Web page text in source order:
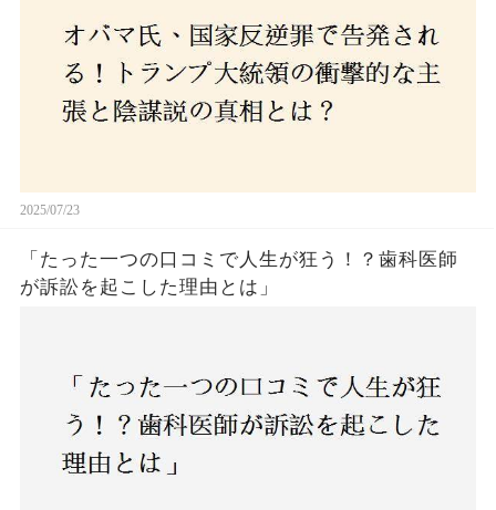
2025/07/23
「たった一つの口コミで人生が狂う！？歯科医師
が訴訟を起こした理由とは」